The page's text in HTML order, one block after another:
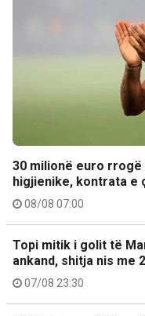
30 milionë euro
higjienike, kontrata e
08/08 07:00
Topi mitik i golit të
ankand, shitja nis me
07/08 23:30